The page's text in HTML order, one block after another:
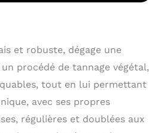
éclat et sa souplesse
et robuste, dégage une
procédé de tannage végétal,
tout en lui permettant
avec ses propres
régulières et doublées aux